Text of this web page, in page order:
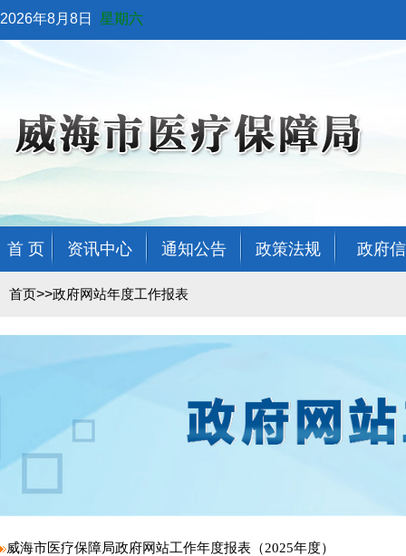
2026年8月8日 星期六
首 页 资讯中心 通知公告 政策法规 政府
首页>>政府网站年度工作报表
威海市医疗保障局政府网站工作年度报表（2025年度）